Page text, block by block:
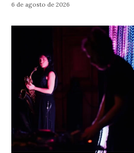
6 de agosto de 2026